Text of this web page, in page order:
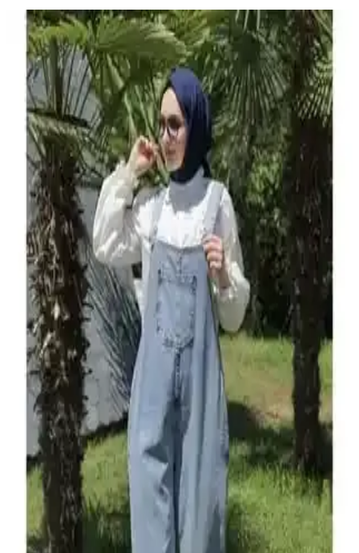
Hamilelikte Şık ve Rahat Görünmenizi Sağlayan
Elbise Seçenekleri ve Trendler
Hamilelikte stilinizi korumak ve konforu sağlamak için uygun elbise
seçimleri, trendler ve önerilerle dolu rehberimizle kendinizi özel
hissedin.
Hamilelik Döneminde Şık ve Konforlu Kot
Seçenekleri ve Kullanım İpuçları
Hamilelikte rahatlık ve şıklık için ideal olan hamile kotlarının
avantajları, kullanım ve modifiye yöntemleri ile doğru seçim
ipuçlarını içerir.
Hamile Bluz Modelleri: Rahat ve Şık Tasarımlarla
Hamilelik Dönemini Stil Sahibi Geçirin
Hamile bluz modelleri, şıklık ve rahatlığı bir arada sunar. Günlük ve
özel günler için uygun, doğal kumaşlar ve trend detaylarla
tasarlanmış çeşitli seçenekler bulunuyor.
Bernato Boyun Detaylı Ortası Boydan Boya Fileli
Vücut Çorabı Şık ve Sürdürülebilir Tasarım
Bernato'nun organik malzemelerle tasarladığı, şık ve konforlu boyun
detaylı fileli vücut çorabı, gece ve özel etkinlikler için ideal,
dayanıklı ve çevre dostu bir seçenek.
Penti Siyah Hamile 40 Denye Külotlu Çorapları
Günlük Konfor ve Şıklık Sunar
Hamilelik döneminde destek ve şıklık sağlayan Penti Siyah 40
Denye Külotlu Çorapları, anatomik tasarımı ve dayanıklılığıyla öne
çıkar, günlük kullanım için ideal bir seçimdir.